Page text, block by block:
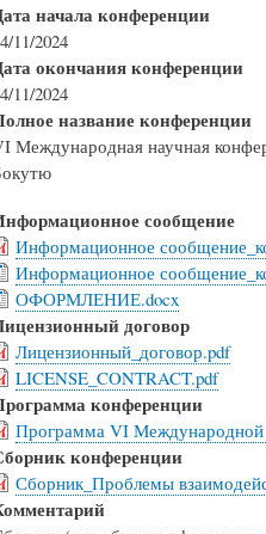
начала конференции
11/2024
окончания конференции
11/2024
название конференции
Международная научная
сообщение
Информационное
Информационное
ОФОРМЛЕНИЕ.docx
договор
Лицензионный_договор.pdf
LICENSE_CONTRACT.pdf
конференции
Программа VI Международной
конференции
Сборник_Проблемы